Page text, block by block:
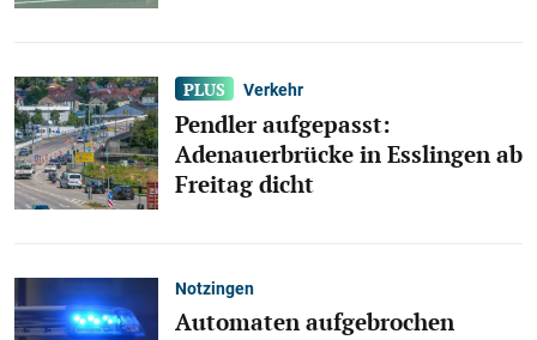
Verkehr
Pendler aufgepasst:
Adenauerbrücke in Esslingen ab
Freitag dicht
Notzingen
Automaten aufgebrochen